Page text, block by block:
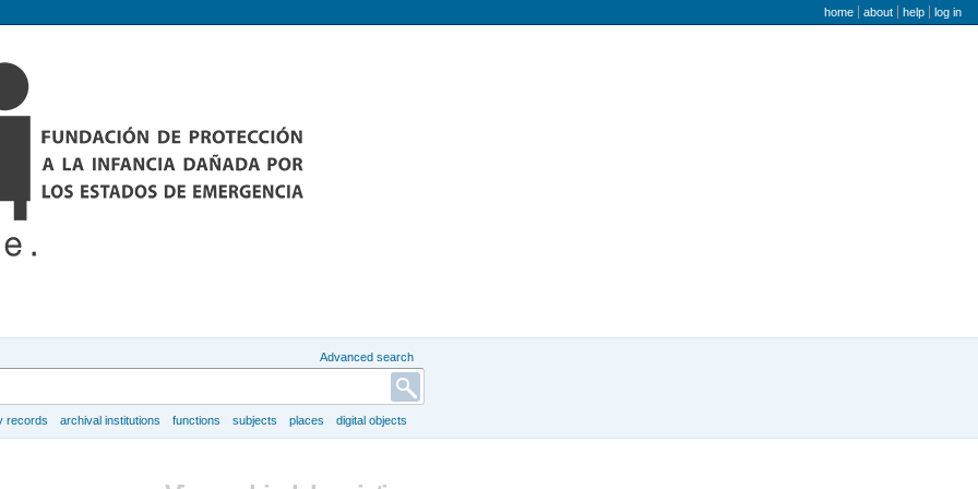
user menu
home about help log in
Advanced search
records archival institutions functions subjects places digital objects